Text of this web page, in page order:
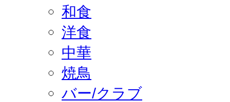
和食
洋食
中華
焼鳥
バー/クラブ